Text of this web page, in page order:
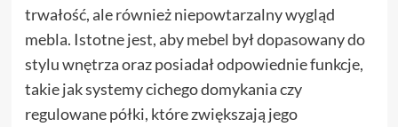
trwałość, ale również niepowtarzalny wygląd
mebla. Istotne jest, aby mebel był dopasowany do
stylu wnętrza oraz posiadał odpowiednie funkcje,
takie jak systemy cichego domykania czy
regulowane półki, które zwiększają jego